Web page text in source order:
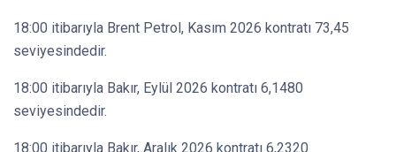
18:00 itibarıyla Brent Petrol, Kasım 2026 kontratı 73,45
seviyesindedir.
18:00 itibarıyla Bakır, Eylül 2026 kontratı 6,1480
seviyesindedir.
18:00 itibarıyla Bakır, Aralık 2026 kontratı 6,2320